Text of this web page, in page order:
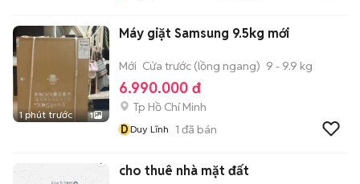
1 phút trước 1
Máy giặt Samsung 9.5kg mới
Mới Cửa trước (lồng ngang) 9 - 9.9 kg
6.990.000 đ
Tp Hồ Chí Minh
DDuy Lĩnh 1 đã bán
cho thuê nhà mặt đất